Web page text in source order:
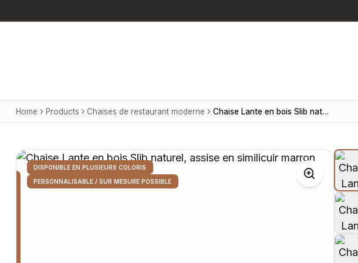
Home Products Chaises de restaurant moderne Chaise Lante en bois Slib naturel, assise en similicuir marron
DISPONIBLE EN PLUSIEURS COLORIS
PERSONNALISABLE / SUR MESURE POSSIBLE